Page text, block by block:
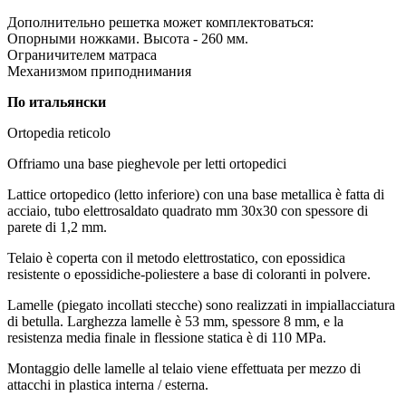
Дополнительно решетка может комплектоваться:
Опорными ножками. Высота - 260 мм.
Ограничителем матраса
Механизмом приподнимания
По итальянски
Ortopedia reticolo
Offriamo una base pieghevole per letti ortopedici
Lattice ortopedico (letto inferiore) con una base metallica è fatta di
acciaio, tubo elettrosaldato quadrato mm 30x30 con spessore di
parete di 1,2 mm.
Telaio è coperta con il metodo elettrostatico, con epossidica
resistente o epossidiche-poliestere a base di coloranti in polvere.
Lamelle (piegato incollati stecche) sono realizzati in impiallacciatura
di betulla. Larghezza lamelle è 53 mm, spessore 8 mm, e la
resistenza media finale in flessione statica è di 110 MPa.
Montaggio delle lamelle al telaio viene effettuata per mezzo di
attacchi in plastica interna / esterna.